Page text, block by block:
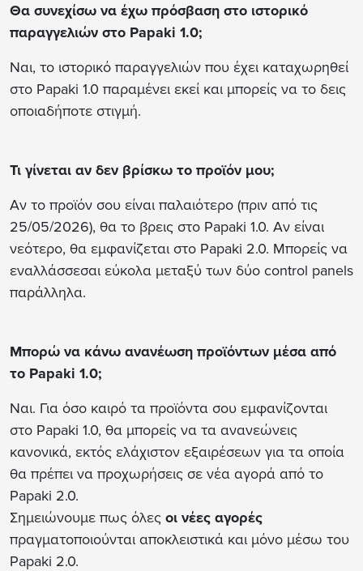
Θα συνεχίσω να έχω πρόσβαση στο ιστορικό
παραγγελιών στο Papaki 1.0;
Ναι, το ιστορικό παραγγελιών που έχει καταχωρηθεί
στο Papaki 1.0 παραμένει εκεί και μπορείς να το δεις
οποιαδήποτε στιγμή.
Τι γίνεται αν δεν βρίσκω το προϊόν μου;
Αν το προϊόν σου είναι παλαιότερο (πριν από τις
25/05/2026), θα το βρεις στο Papaki 1.0. Αν είναι
νεότερο, θα εμφανίζεται στο Papaki 2.0. Μπορείς να
εναλλάσσεσαι εύκολα μεταξύ των δύο control panels
παράλληλα.
Μπορώ να κάνω ανανέωση προϊόντων μέσα από
το Papaki 1.0;
Ναι. Για όσο καιρό τα προϊόντα σου εμφανίζονται
στο Papaki 1.0, θα μπορείς να τα ανανεώνεις
κανονικά, εκτός ελάχιστον εξαιρέσεων για τα οποία
θα πρέπει να προχωρήσεις σε νέα αγορά από το
Papaki 2.0.
Σημειώνουμε πως όλες οι νέες αγορές
πραγματοποιούνται αποκλειστικά και μόνο μέσω του
Papaki 2.0.